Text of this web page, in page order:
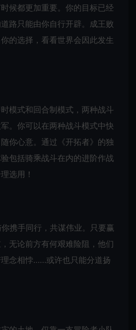
候都更加重要。你的目标已经
路只能由你自行开辟。成王败
的选择，看看世界会因此发生
模式和回合制模式，两种战斗
。你可以在两种战斗模式中快
你心意。通过《开拓者》的独
包括骑乘战斗在内的进阶作战
选用！
携手同行，共谋伟业。只要赢
无论前方有何艰难险阻，他们
念相悖……或许也只能分道扬